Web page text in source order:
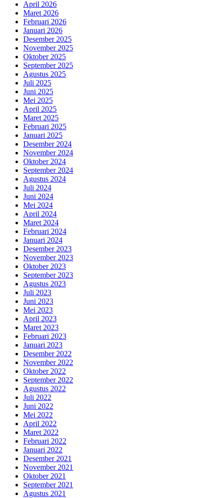
April 2026
Maret 2026
Februari 2026
Januari 2026
Desember 2025
November 2025
Oktober 2025
September 2025
Agustus 2025
Juli 2025
Juni 2025
Mei 2025
April 2025
Maret 2025
Februari 2025
Januari 2025
Desember 2024
November 2024
Oktober 2024
September 2024
Agustus 2024
Juli 2024
Juni 2024
Mei 2024
April 2024
Maret 2024
Februari 2024
Januari 2024
Desember 2023
November 2023
Oktober 2023
September 2023
Agustus 2023
Juli 2023
Juni 2023
Mei 2023
April 2023
Maret 2023
Februari 2023
Januari 2023
Desember 2022
November 2022
Oktober 2022
September 2022
Agustus 2022
Juli 2022
Juni 2022
Mei 2022
April 2022
Maret 2022
Februari 2022
Januari 2022
Desember 2021
November 2021
Oktober 2021
September 2021
Agustus 2021